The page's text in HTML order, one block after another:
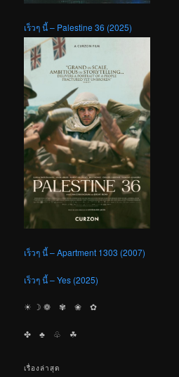
เร็วๆ นี้ – Palestine 36 (2025)
เร็วๆ นี้ – Apartment 1303 (2007)
เร็วๆ นี้ – Yes (2025)
☀︎ ☽ ❁ ✾ ❀ ✿
✤ ♣︎ ♧ ☘︎
เรื่องล่าสุด